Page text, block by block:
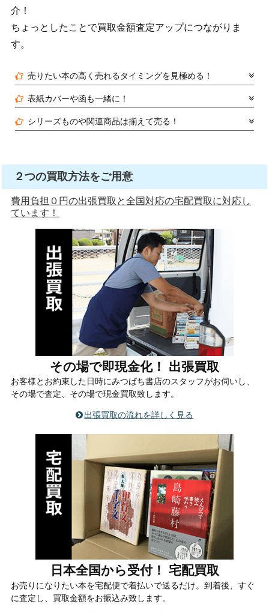
介！
ちょっとしたことで買取金額査定アップにつながりま
す。
売りたい本の高く売れるタイミングを見極める！
表紙カバーや函も一緒に！
シリーズものや関連商品は揃えて売る！
２つの買取方法をご用意
費用負担０円の出張買取と全国対応の宅配買取に対応し
ています！
その場で即現金化！ 出張買取
お客様とお約束した日時にみつばち書店のスタッフがお伺いし、
その場で査定、その場で現金買取致します。
出張買取の流れを詳しく見る
日本全国から受付！ 宅配買取
お売りになりたい本を宅配便で着払いで送るだけ。到着後、すぐ
に査定し、買取金額をお振込み致します。